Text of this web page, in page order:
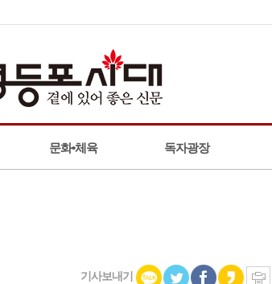
문화•체육 독자광장
기사보내기